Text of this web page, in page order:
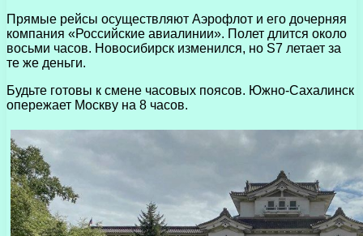
Прямые рейсы осуществляют Аэрофлот и его дочерняя
компания «Российские авиалинии». Полет длится около
восьми часов. Новосибирск изменился, но S7 летает за
те же деньги.
Будьте готовы к смене часовых поясов. Южно-Сахалинск
опережает Москву на 8 часов.